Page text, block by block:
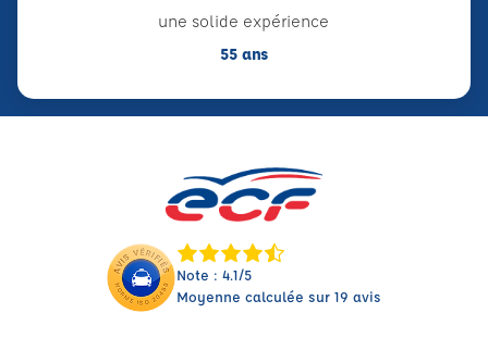
une solide expérience
55 ans
Note : 4.1/5
Moyenne calculée sur 19 avis